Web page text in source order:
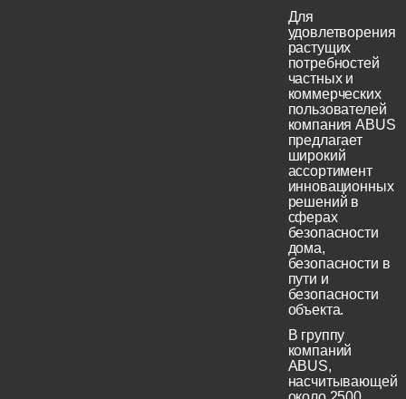
Для
удовлетворения
растущих
потребностей
частных и
коммерческих
пользователей
компания ABUS
предлагает
широкий
ассортимент
инновационных
решений в
сферах
безопасности
дома,
безопасности в
пути и
безопасности
объекта.
В группу
компаний
ABUS,
насчитывающей